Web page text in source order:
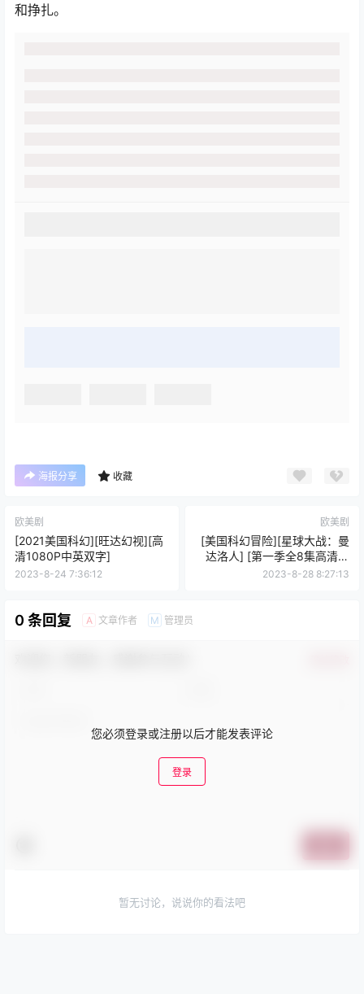
和挣扎。
海报分享 收藏
欧美剧
[2021美国科幻][旺达幻视][高
清1080P中英双字]
2023-8-24 7:36:12
欧美剧
[美国科幻冒险][星球大战：曼
达洛人] [第一季全8集高清英
语中字]
2023-8-28 8:27:13
0 条回复 A 文章作者 M 管理员
您必须登录或注册以后才能发表评论
登录
暂无讨论，说说你的看法吧